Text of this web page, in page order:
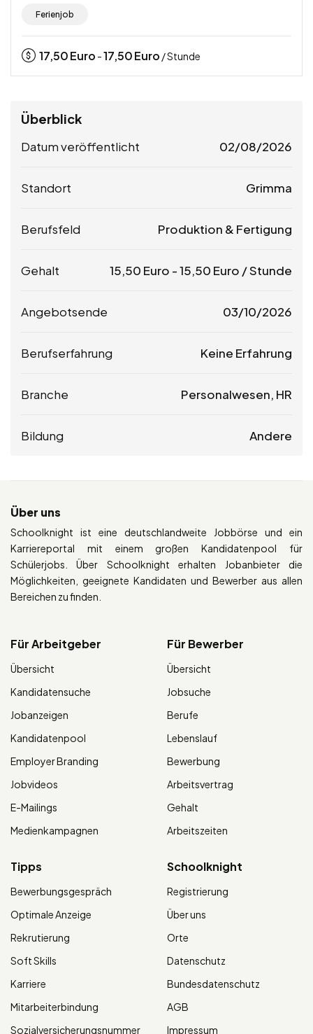
Ferienjob
17,50Euro -17,50Euro / Stunde
Überblick
Datum veröffentlicht 02/08/2026
Standort Grimma
Berufsfeld Produktion & Fertigung
Gehalt 15,50 Euro -15,50 Euro / Stunde
Angebotsende 03/10/2026
Berufserfahrung Keine Erfahrung
Branche Personalwesen, HR
Bildung Andere
Über uns
Schoolknight ist eine deutschlandweite Jobbörse und ein
Karriereportal mit einem großen Kandidatenpool für
Schülerjobs. Über Schoolknight erhalten Jobanbieter die
Möglichkeiten, geeignete Kandidaten und Bewerber aus allen
Bereichen zu finden.
Für Arbeitgeber
Übersicht
Kandidatensuche
Jobanzeigen
Kandidatenpool
Employer Branding
Jobvideos
E-Mailings
Medienkampagnen
Für Bewerber
Übersicht
Jobsuche
Berufe
Lebenslauf
Bewerbung
Arbeitsvertrag
Gehalt
Arbeitszeiten
Tipps
Bewerbungsgespräch
Optimale Anzeige
Rekrutierung
Soft Skills
Karriere
Mitarbeiterbindung
Sozialversicherungsnummer
Schoolknight
Registrierung
Über uns
Orte
Datenschutz
Bundesdatenschutz
AGB
Impressum